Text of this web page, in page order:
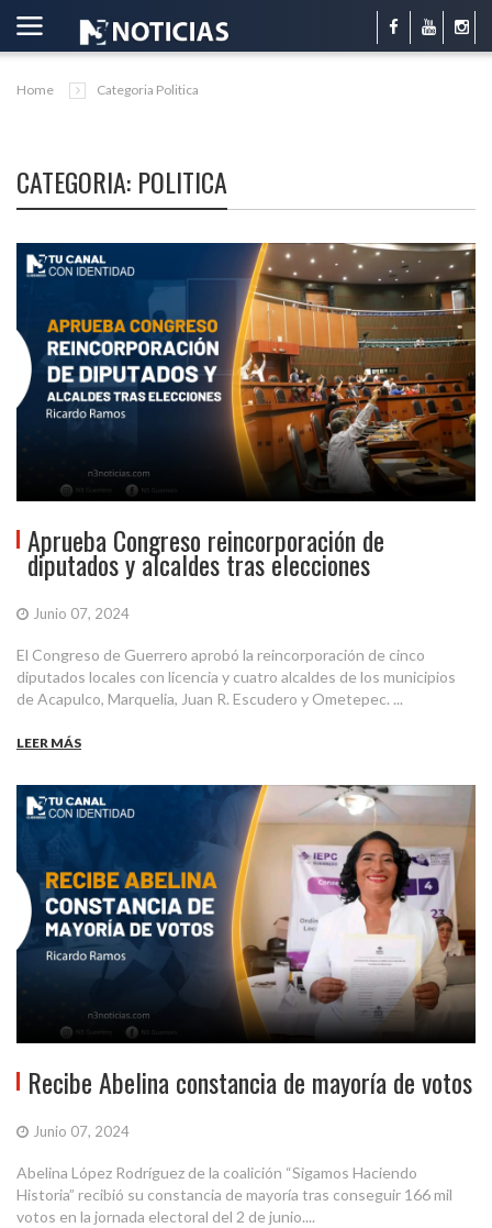
Home Categoria Politica
CATEGORIA: POLITICA
Aprueba Congreso reincorporación de
diputados y alcaldes tras elecciones
Junio 07, 2024
El Congreso de Guerrero aprobó la reincorporación de cinco
diputados locales con licencia y cuatro alcaldes de los municipios
de Acapulco, Marquelia, Juan R. Escudero y Ometepec. ...
LEER MÁS
Recibe Abelina constancia de mayoría de votos
Junio 07, 2024
Abelina López Rodríguez de la coalición “Sigamos Haciendo
Historia” recibió su constancia de mayoría tras conseguir 166 mil
votos en la jornada electoral del 2 de junio....